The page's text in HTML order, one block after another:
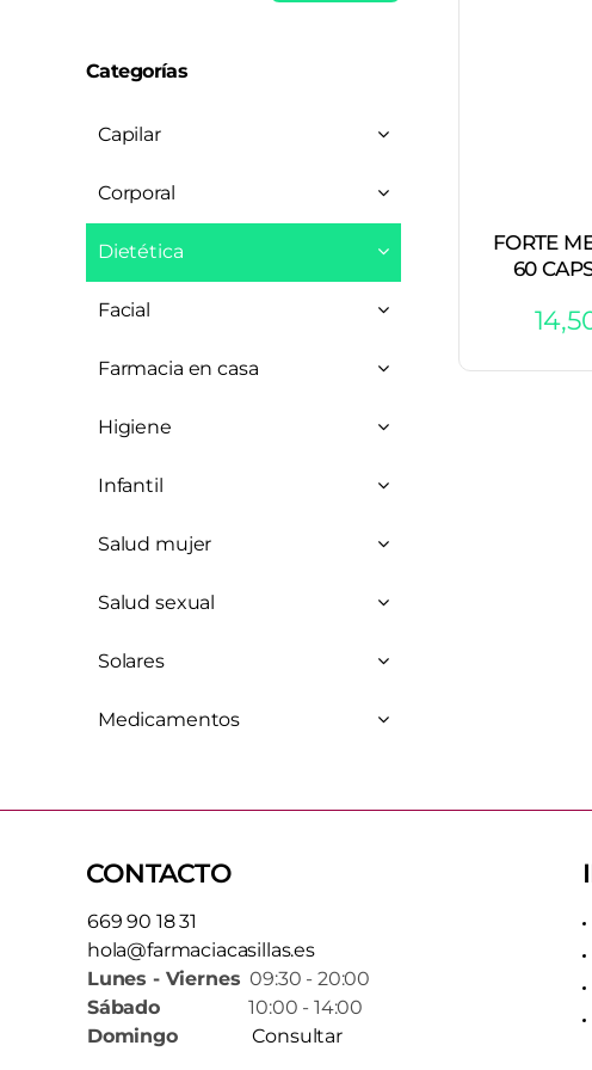
Categorías
Capilar
Corporal
Dietética
Facial
Farmacia en casa
Higiene
Infantil
Salud mujer
Salud sexual
Solares
Medicamentos
FORTE
60
CONTACTO
669 90 18 31
hola@farmaciacasillas.es
Lunes - Viernes 09:30 - 20:00
Sábado10:00 - 14:00
Domingo
Consultar